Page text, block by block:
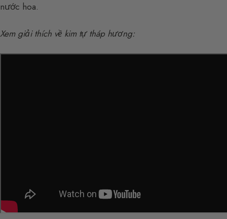
nước hoa.
Xem giải thích về kim tự tháp hương: